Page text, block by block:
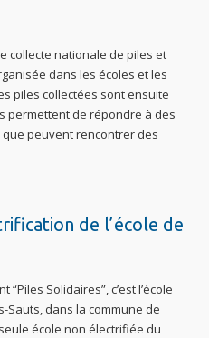
collecte nationale de piles et
dans les écoles et les
piles collectées sont ensuite
permettent de répondre à des
peuvent rencontrer des
de l’école de
Solidaires”, c’est l’école
Sauts, dans la commune de
école non électrifiée du